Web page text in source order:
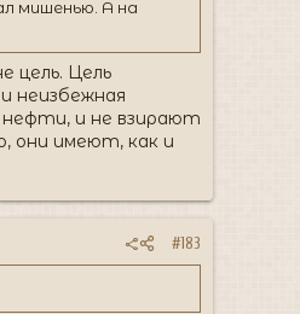
мишенью. А на
цель. Цель
неизбежная
нефти, и не взирают
они имеют, как и
#183